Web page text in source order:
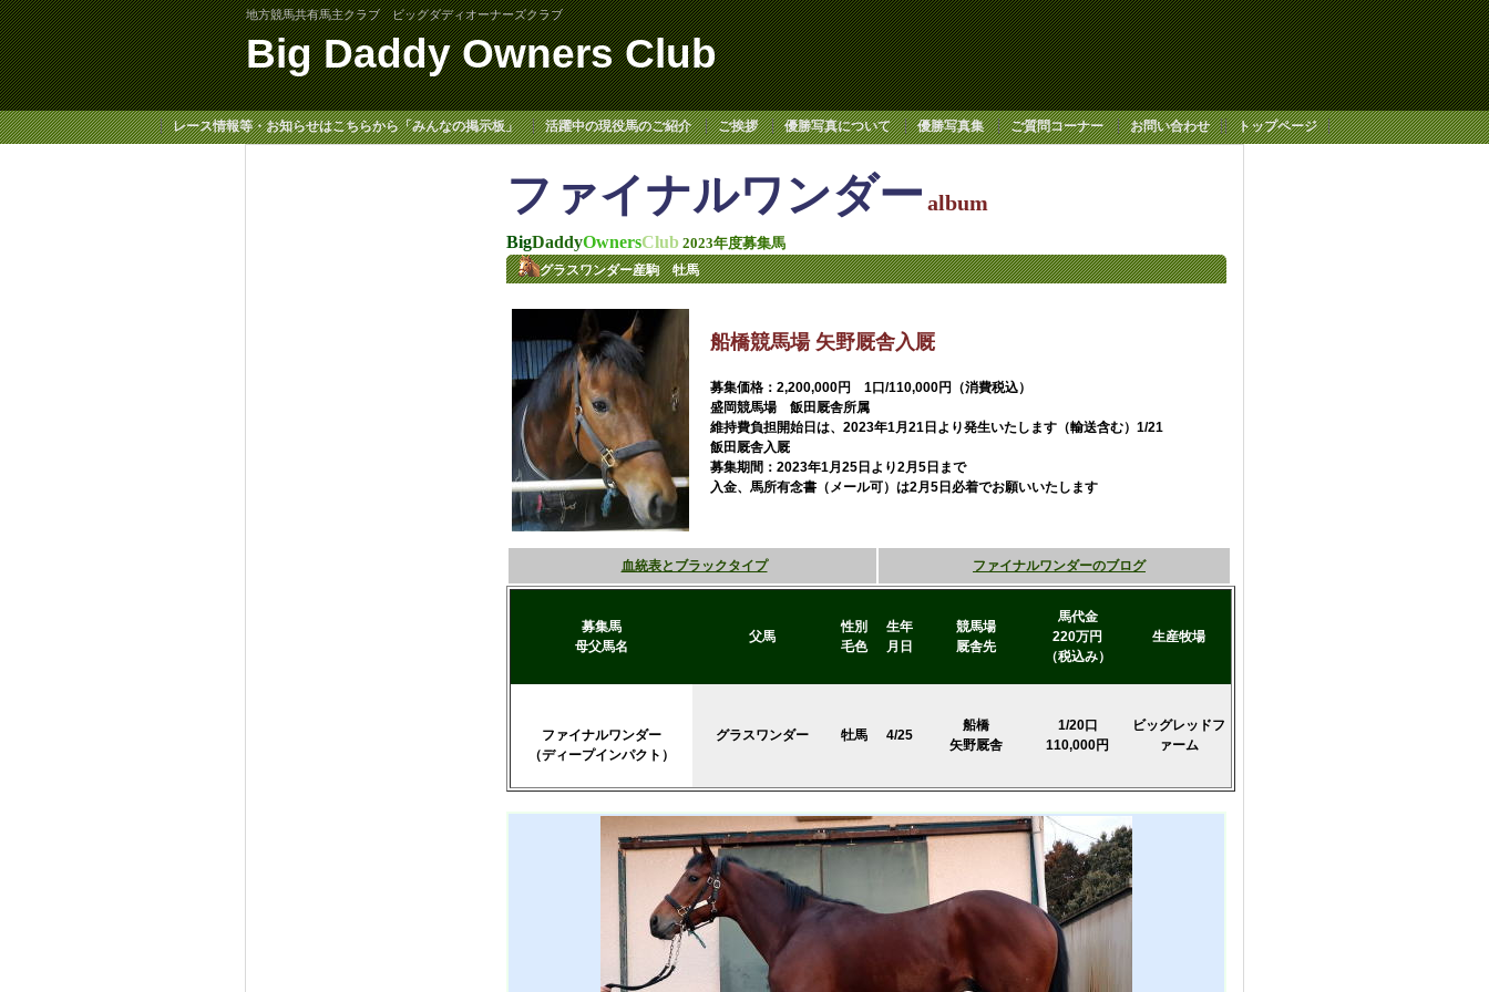
地方競馬共有馬主クラブ ビッグダディオーナーズクラブ
Big Daddy Owners Club
レース情報等・お知らせはこちらから「みんなの掲示板」 活躍中の現役馬のご紹介 ご挨拶 優勝写真について 優勝写真集 ご質問コーナー お問い合わせ トップページ
ファイナルワンダー album
BigDaddyOwnersClub 2023年度募集馬
グラスワンダー産駒 牡馬
船橋競馬場 矢野厩舎入厩
募集価格：2,200,000円 1口/110,000円（消費税込）
盛岡競馬場 飯田厩舎所属
維持費負担開始日は、2023年1月21日より発生いたします（輸送含む）1/21
飯田厩舎入厩
募集期間：2023年1月25日より2月5日まで
入金、馬所有念書（メール可）は2月5日必着でお願いいたします
血統表とブラックタイプ ファイナルワンダーのブログ
募集馬
母父馬名
父馬
性別
毛色
生年
月日
競馬場
厩舎先
馬代金
220万円
（税込み）
生産牧場
ファイナルワンダー
（ディープインパクト）
グラスワンダー 牡馬 4/25
船橋
矢野厩舎
1/20口
110,000円
ビッグレッドフ
ァーム